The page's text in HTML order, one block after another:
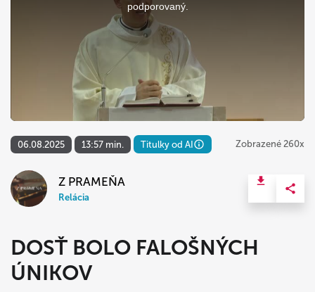
podporovaný.
06.08.2025 13:57 min. Titulky od AI Zobrazené 260x
Z PRAMEŇA
Relácia
DOSŤ BOLO FALOŠNÝCH
ÚNIKOV